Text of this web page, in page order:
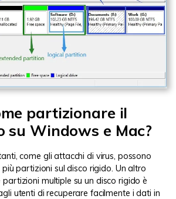
partizionare il
su Windows e Mac?
come gli attacchi di virus, possono
partizioni sul disco rigido. Un altro
multiple su un disco rigido è
utenti di recuperare facilmente i dati in